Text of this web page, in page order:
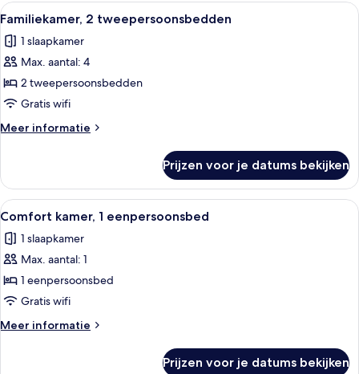
eenpersoonsbedden
Alle
foto's
voor
Familiekamer,
2
tweepersoonsbedden
laden
Familiekamer, 2
9
Familiekamer, 2 tweepersoonsbedden
1 slaapkamer
Max. aantal: 4
2 tweepersoonsbedden
Gratis wifi
Meer informatie
Meer
2
tweepersoonsbedden
Prijzen voor je datums bekijken
Alle
foto's
voor
Comfort
kamer,
1
eenpersoonsbed
laden
Een houten bureau met een rode
8
Comfort kamer, 1 eenpersoonsbed
1 slaapkamer
Max. aantal: 1
1 eenpersoonsbed
Gratis wifi
Meer informatie
Meer
Prijzen voor je datums bekijken